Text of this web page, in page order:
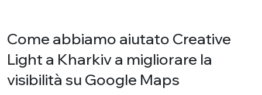
Come abbiamo aiutato Creative
Light a Kharkiv a migliorare la
visibilità su Google Maps